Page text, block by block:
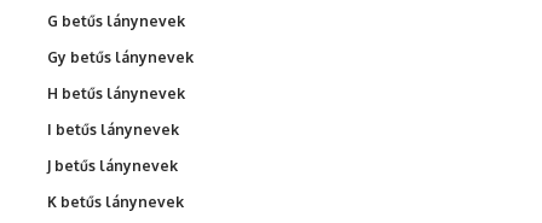
G betűs lánynevek
Gy betűs lánynevek
H betűs lánynevek
I betűs lánynevek
J betűs lánynevek
K betűs lánynevek